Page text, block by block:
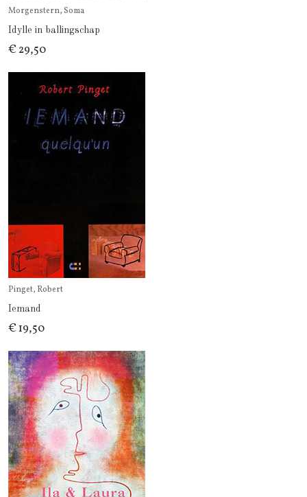
Morgenstern, Soma
Idylle in ballingschap
€ 29,50
Pinget, Robert
Iemand
€ 19,50